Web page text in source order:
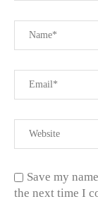
Save my
the next time I